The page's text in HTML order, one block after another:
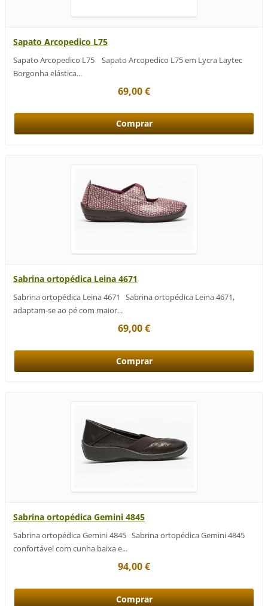
Sapato Arcopedico L75
Sapato Arcopedico L75 Sapato Arcopedico L75 em Lycra Laytec
Borgonha elástica...
69,00 €
Sabrina ortopédica Leina 4671
Sabrina ortopédica Leina 4671 Sabrina ortopédica Leina 4671,
adaptam-se ao pé com maior...
69,00 €
Sabrina ortopédica Gemini 4845
Sabrina ortopédica Gemini 4845 Sabrina ortopédica Gemini 4845
confortável com cunha baixa e...
94,00 €